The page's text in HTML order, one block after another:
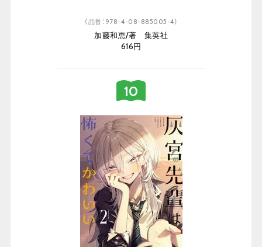
（品番：978-4-08-885005-4）
加藤和恵/著 集英社
616円